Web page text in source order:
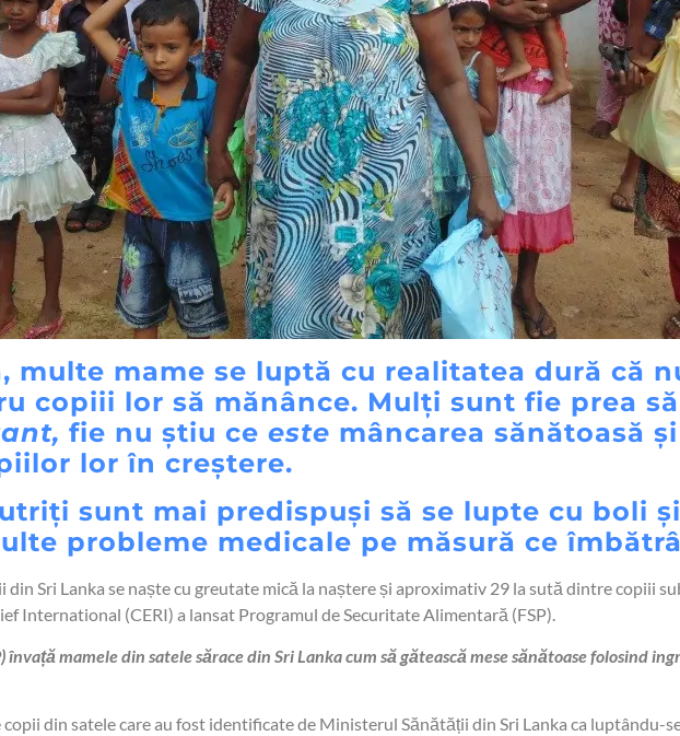
multe mame se luptă cu realitatea dură că
copiii lor să mănânce. Mulți sunt fie prea
fie nu știu ce este mâncarea sănătoasă
lor în creștere.
sunt mai predispuși să se lupte cu boli
probleme medicale pe măsură ce
Sri Lanka se naște cu greutate mică la naștere și aproximativ 29 la sută dintre copiii
International (CERI) a lansat Programul de Securitate Alimentară (FSP).
mamele din satele sărace din Sri Lanka cum să gătească mese sănătoase folosind
din satele care au fost identificate de Ministerul Sănătății din Sri Lanka ca luptându-